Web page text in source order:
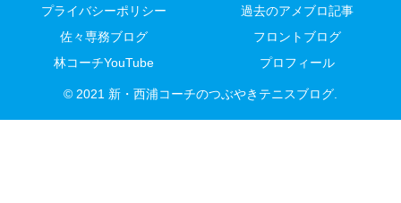
プライバシーポリシー
過去のアメブロ記事
佐々専務ブログ
フロントブログ
林コーチYouTube
プロフィール
© 2021 新・西浦コーチのつぶやきテニスブログ.